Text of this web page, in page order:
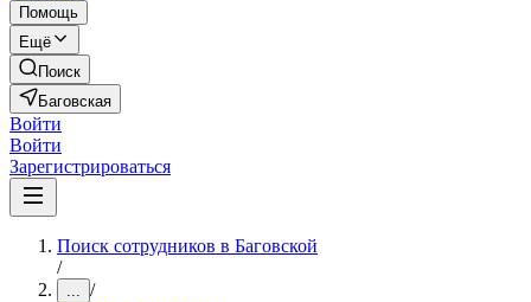
Помощь
Ещё
Поиск
Баговская
Войти
Войти
Зарегистрироваться
Поиск сотрудников в Баговской
/
... /